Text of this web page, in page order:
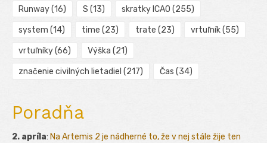
Runway(16) S (13) skratky ICAO (255)
system (14) time (23) trate (23) vrtuľník(55)
vrtuľníky(66) Výška (21)
značenie civilných lietadiel (217) Čas (34)
Poradňa
2. apríla: Na Artemis 2 je nádherné to, že v nej stále žije ten